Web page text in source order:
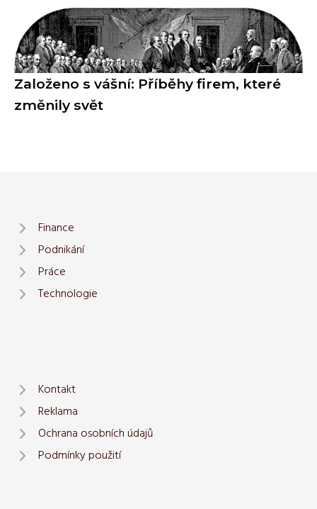
Založeno s vášní: Příběhy firem, které
změnily svět
Finance
Podnikání
Práce
Technologie
Kontakt
Reklama
Ochrana osobních údajů
Podmínky použití